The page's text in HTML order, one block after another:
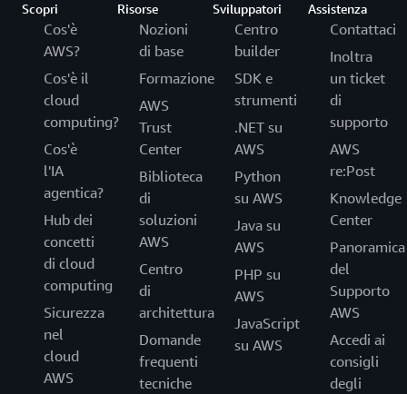
Scopri
Cos'è
AWS?
Cos'è il
cloud
computing?
Cos'è
l'IA
agentica?
Hub dei
concetti
di cloud
computing
Sicurezza
nel
cloud
AWS
Risorse
Nozioni
di base
Formazione
AWS
Trust
Center
Biblioteca
di
soluzioni
AWS
Centro
di
architettura
Domande
frequenti
tecniche
Sviluppatori
Centro
builder
SDK e
strumenti
.NET su
AWS
Python
su AWS
Java su
AWS
PHP su
AWS
JavaScript
su AWS
Assistenza
Contattaci
Inoltra
un ticket
di
supporto
AWS
re:Post
Knowledge
Center
Panoramica
del
Supporto
AWS
Accedi ai
consigli
degli